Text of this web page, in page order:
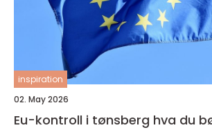
inspiration
02. May 2026
Eu-kontroll i tønsberg hva du bør vite før du